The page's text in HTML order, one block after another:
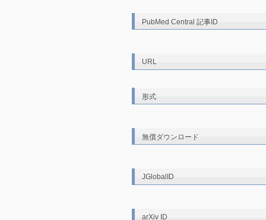
PubMed Central 記事ID
URL
形式
無償ダウンロード
JGlobalID
arXiv ID